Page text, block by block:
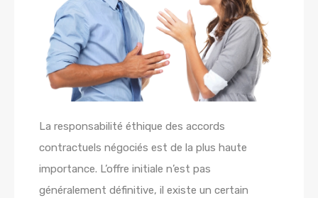
La responsabilité éthique des accords
contractuels négociés est de la plus haute
importance. L’offre initiale n’est pas
généralement définitive, il existe un certain